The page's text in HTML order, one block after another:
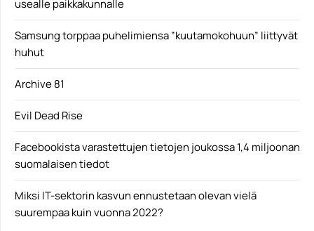
usealle paikkakunnalle
Samsung torppaa puhelimiensa ”kuutamokohuun” liittyvät
huhut
Archive 81
Evil Dead Rise
Facebookista varastettujen tietojen joukossa 1,4 miljoonan
suomalaisen tiedot
Miksi IT-sektorin kasvun ennustetaan olevan vielä
suurempaa kuin vuonna 2022?